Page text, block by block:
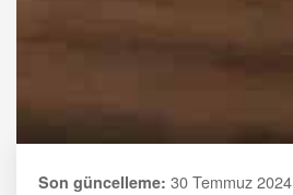
Son güncelleme: 30 Temmuz 2024